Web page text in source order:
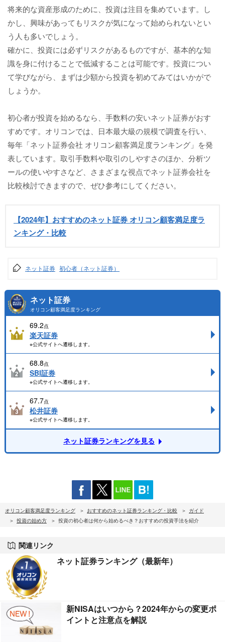
将来的な資産形成のために、投資は注目を集めています。し
かし、興味があってもリスクが気になって始められないとい
う人も多いでしょう。
確かに、投資には必ずリスクがあるものですが、基本的な知
識を身に付けることで低減することは可能です。投資につい
て学びながら、まずは少額から投資を初めてみてはいかがで
しょうか。
初心者が投資を始めるなら、手数料の安いネット証券がおす
すめです。オリコンでは、日本最大級の規模で調査を行い、
毎年「ネット証券会社 オリコン顧客満足度ランキング」を発
表しています。取引手数料や取引のしやすさのほか、分析ツ
ールの使いやすさなど、さまざまな視点でネット証券会社を
比較検討できますので、ぜひ参考にしてください。
【2024年】おすすめのネット証券 オリコン顧客満足度ラ
ンキング・比較
ネット証券 初心者（ネット証券）
ネット証券
オリコン顧客満足度ランキング
69.2点
楽天証券
※公式サイトへ遷移します。
68.8点
SBI証券
※公式サイトへ遷移します。
67.7点
松井証券
※公式サイトへ遷移します。
ネット証券ランキングを見る
オリコン顧客満足度ランキング おすすめのネット証券ランキング・比較
ガイド
投資の始め方
投資の初心者は何から始めるべき？おすすめの投資手法を紹介
関連リンク
ネット証券ランキング（最新年）
新NISAはいつから？2024年からの変更ポ
イントと注意点を解説